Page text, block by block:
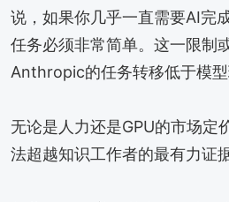
说，如果你几乎一直需要AI完
任务必须非常简单。这一限制
Anthropic的任务转移低于模型
无论是人力还是GPU的市场定
法超越知识工作者的最有力证据